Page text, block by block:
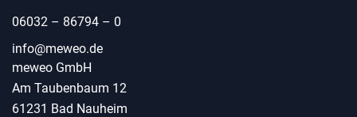
06032 – 86794 – 0
info@examples.com
info@meweo.de
info@meweo.de
meweo GmbH
Am Taubenbaum 12
61231 Bad Nauheim